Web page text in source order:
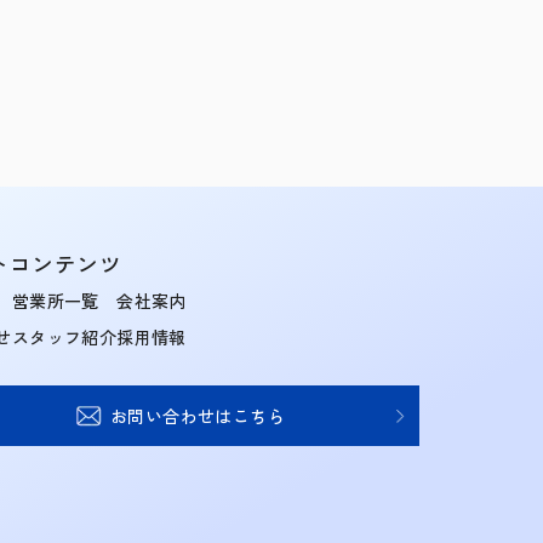
コンテンツ
営業所一覧
スタッフ紹介
会社案内
採用情報
お問い合わせはこちら